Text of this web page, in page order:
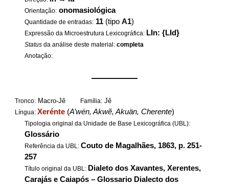
Orientação: onomasiológica
Quantidade de entradas: 11 (tipoA1)
Expressão da Microestrutura Lexicográfica: LIn: {LId}
Status da análise deste material:completa
Anotação:
——————
Tronco: Macro-Jê Família: Jê
Língua:Xerénte (A’wén, Akwẽ, Akuän, Cherente)
Tipologia original da Unidade de Base Lexicográfica (UBL):
Glossário
Referência da UBL:Couto de Magalhães, 1863, p. 251-
257
Título original da UBL: Dialeto dos Xavantes, Xerentes,
Carajás e Caiapós – Glossario Dialecto dos